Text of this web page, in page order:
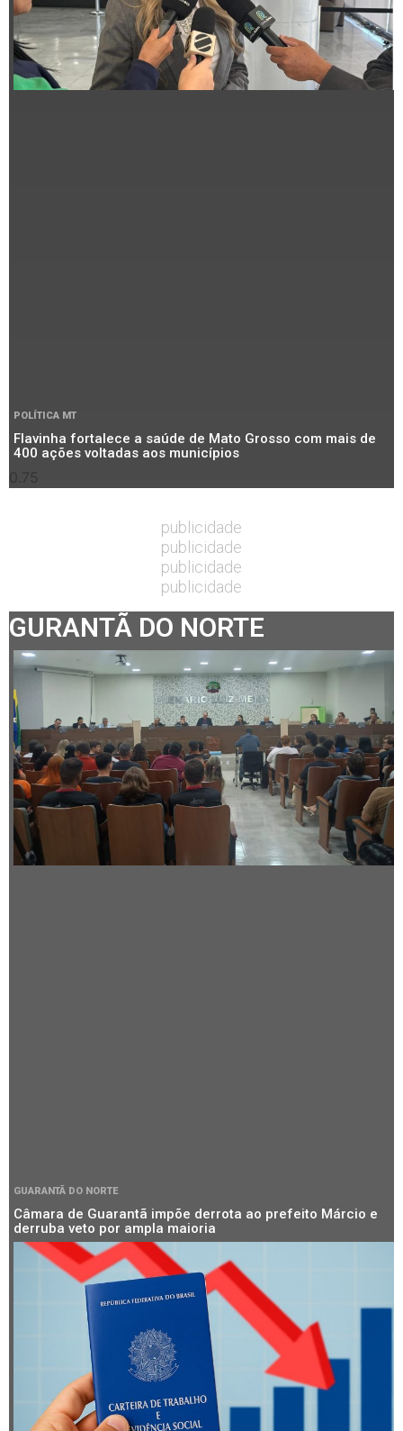
POLÍTICA MT
Flavinha fortalece a saúde de Mato Grosso com mais de
400 ações voltadas aos municípios
publicidade
publicidade
publicidade
publicidade
GURANTÃ DO NORTE
GUARANTÃ DO NORTE
Câmara de Guarantã impõe derrota ao prefeito Márcio e
derruba veto por ampla maioria